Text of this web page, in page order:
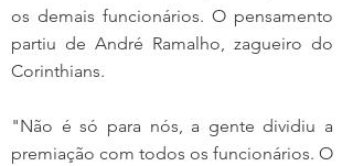
os demais funcionários. O pensamento
partiu de André Ramalho, zagueiro do
Corinthians.
"Não é só para nós, a gente dividiu a
premiação com todos os funcionários. O